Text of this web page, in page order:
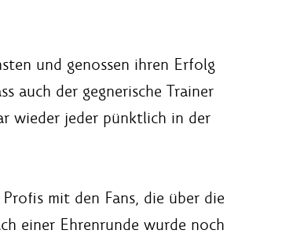
und genossen ihren Erfolg
auch der gegnerische Trainer
wieder jeder pünktlich in der
mit den Fans, die über die
einer Ehrenrunde wurde noch